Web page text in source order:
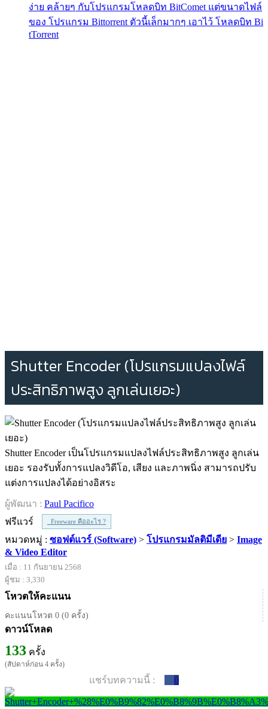
ง่าย คล้ายๆ กับโปรแกรมโหลดบิท BitComet แต่ขนาดไฟล์
ของ โปรแกรม Bittorrent ตัวนี้เล็กมากๆ เอาไว้ โหลดบิท Bi
tTorrent
Shutter Encoder (โปรแกรมแปลงไฟล์
ประสิทธิภาพสูง ลูกเล่นเยอะ)
Shutter Encoder เป็นโปรแกรมแปลงไฟล์ประสิทธิภาพสูง ลูกเล่น
เยอะ รองรับทั้งการแปลงวิดีโอ, เสียง และภาพนิ่ง สามารถปรับ
แต่งการแปลงได้อย่างอิสระ
ผู้พัฒนา : Paul Pacifico
ฟรีแวร์
Freeware คืออะไร ?
หมวดหมู่ : ซอฟต์แวร์ (Software) > โปรแกรมมัลติมีเดีย > Image
& Video Editor
เมื่อ : 11 กันยายน 2568
ผู้ชม : 3,330
โหวตให้คะแนน
คะแนนโหวต 0 (0 ครั้ง)
ดาวน์โหลด
133 ครั้ง
(สัปดาห์ก่อน 4 ครั้ง)
แชร์บทความนี้ : 0